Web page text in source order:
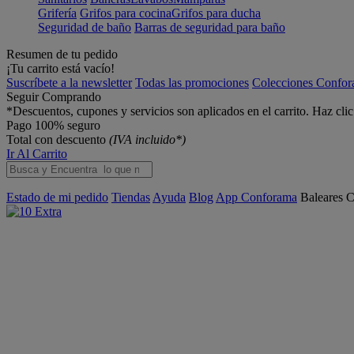
Grifería Grifos para cocinaGrifos para ducha
Seguridad de baño Barras de seguridad para baño
Resumen de tu pedido
¡Tu carrito está vacío!
Suscríbete a la newsletter Todas las promociones Colecciones
Seguir Comprando
*Descuentos, cupones y servicios son aplicados en el carrito. Haz
Pago 100% seguro
Total con descuento (IVA incluido*)
Ir Al Carrito
Estado de mi pedido Tiendas Ayuda Blog App Conforama Baleares